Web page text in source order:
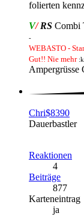
folierten
V/RS Combi
-
WEBASTO -
Gut!! Nie mehr
Ampergrüsse
Chri$8390
Dauerbastler
Reaktionen
4
Beiträge
877
Karteneintrag
ja